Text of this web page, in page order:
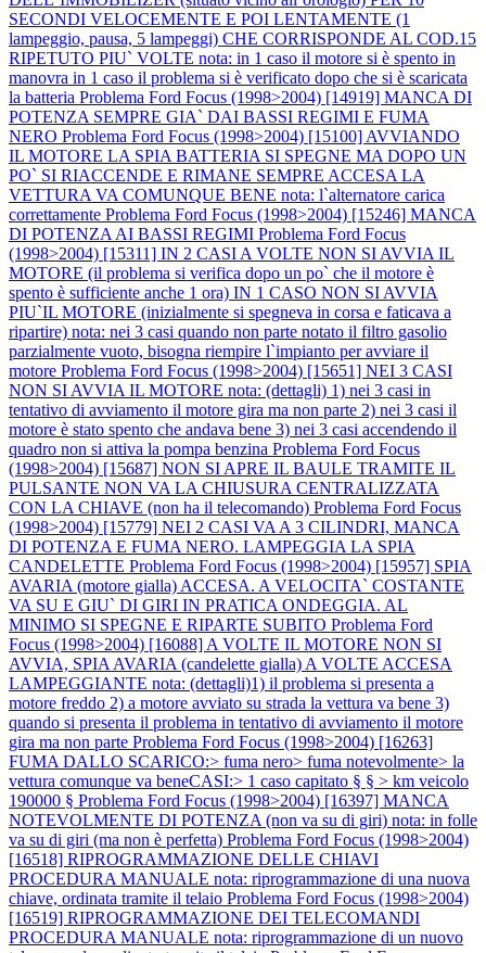
SECONDI VELOCEMENTE E POI LENTAMENTE (1
lampeggio, pausa, 5 lampeggi) CHE CORRISPONDE AL COD.15
RIPETUTO PIU` VOLTE nota: in 1 caso il motore si è spento in
manovra in 1 caso il problema si è verificato dopo che si è scaricata
la batteria Problema Ford Focus (1998>2004) [14919] MANCA DI
POTENZA SEMPRE GIA` DAI BASSI REGIMI E FUMA
NERO Problema Ford Focus (1998>2004) [15100] AVVIANDO
IL MOTORE LA SPIA BATTERIA SI SPEGNE MA DOPO UN
PO` SI RIACCENDE E RIMANE SEMPRE ACCESA LA
VETTURA VA COMUNQUE BENE nota: l`alternatore carica
correttamente Problema Ford Focus (1998>2004) [15246] MANCA
DI POTENZA AI BASSI REGIMI Problema Ford Focus
(1998>2004) [15311] IN 2 CASI A VOLTE NON SI AVVIA IL
MOTORE (il problema si verifica dopo un po` che il motore è
spento è sufficiente anche 1 ora) IN 1 CASO NON SI AVVIA
PIU`IL MOTORE (inizialmente si spegneva in corsa e faticava a
ripartire) nota: nei 3 casi quando non parte notato il filtro gasolio
parzialmente vuoto, bisogna riempire l`impianto per avviare il
motore Problema Ford Focus (1998>2004) [15651] NEI 3 CASI
NON SI AVVIA IL MOTORE nota: (dettagli) 1) nei 3 casi in
tentativo di avviamento il motore gira ma non parte 2) nei 3 casi il
motore è stato spento che andava bene 3) nei 3 casi accendendo il
quadro non si attiva la pompa benzina Problema Ford Focus
(1998>2004) [15687] NON SI APRE IL BAULE TRAMITE IL
PULSANTE NON VA LA CHIUSURA CENTRALIZZATA
CON LA CHIAVE (non ha il telecomando) Problema Ford Focus
(1998>2004) [15779] NEI 2 CASI VA A 3 CILINDRI, MANCA
DI POTENZA E FUMA NERO. LAMPEGGIA LA SPIA
CANDELETTE Problema Ford Focus (1998>2004) [15957] SPIA
AVARIA (motore gialla) ACCESA. A VELOCITA` COSTANTE
VA SU E GIU` DI GIRI IN PRATICA ONDEGGIA. AL
MINIMO SI SPEGNE E RIPARTE SUBITO Problema Ford
Focus (1998>2004) [16088] A VOLTE IL MOTORE NON SI
AVVIA, SPIA AVARIA (candelette gialla) A VOLTE ACCESA
LAMPEGGIANTE nota: (dettagli)1) il problema si presenta a
motore freddo 2) a motore avviato su strada la vettura va bene 3)
quando si presenta il problema in tentativo di avviamento il motore
gira ma non parte Problema Ford Focus (1998>2004) [16263]
FUMA DALLO SCARICO:> fuma nero> fuma notevolmente> la
vettura comunque va beneCASI:> 1 caso capitato § § > km veicolo
190000 § Problema Ford Focus (1998>2004) [16397] MANCA
NOTEVOLMENTE DI POTENZA (non va su di giri) nota: in folle
va su di giri (ma non è perfetta) Problema Ford Focus (1998>2004)
[16518] RIPROGRAMMAZIONE DELLE CHIAVI
PROCEDURA MANUALE nota: riprogrammazione di una nuova
chiave, ordinata tramite il telaio Problema Ford Focus (1998>2004)
[16519] RIPROGRAMMAZIONE DEI TELECOMANDI
PROCEDURA MANUALE nota: riprogrammazione di un nuovo